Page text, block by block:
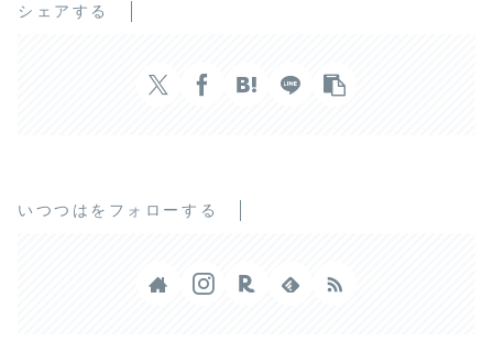
シェアする
いつつはをフォローする